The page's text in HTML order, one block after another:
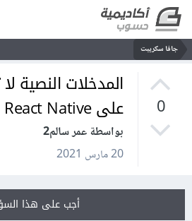
جافا سكريبت
0
المدخلات النصية
على iOS React Native
بواسطة عمر سالم2
20 مارس 2021
أجب على هذا